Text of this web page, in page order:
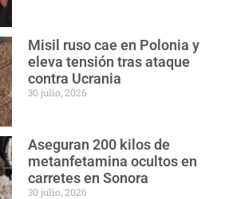
Misil ruso cae en Polonia y
eleva tensión tras ataque
contra Ucrania
30 julio, 2026
Aseguran 200 kilos de
metanfetamina ocultos en
carretes en Sonora
30 julio, 2026